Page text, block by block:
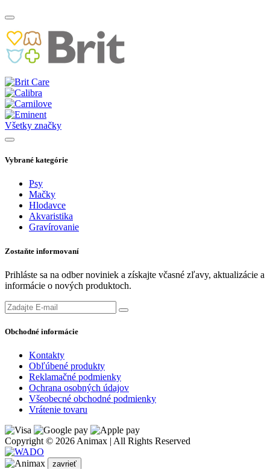
Všetky značky
Vybrané kategórie
Psy
Mačky
Hlodavce
Akvaristika
Gravírovanie
Zostaňte informovaní
Prihláste sa na odber noviniek a získajte včasné zľavy, aktualizácie a
informácie o nových produktoch.
Obchodné informácie
Kontakty
Obľúbené produkty
Reklamačné podmienky
Ochrana osobných údajov
Všeobecné obchodné podmienky
Vrátenie tovaru
Copyright © 2026 Animax | All Rights Reserved
zavrieť